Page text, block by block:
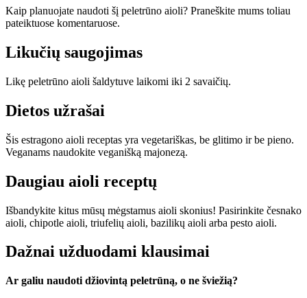
Kaip planuojate naudoti šį peletrūno aioli? Praneškite mums toliau
pateiktuose komentaruose.
Likučių saugojimas
Likę peletrūno aioli šaldytuve laikomi iki 2 savaičių.
Dietos užrašai
Šis estragono aioli receptas yra vegetariškas, be glitimo ir be pieno.
Veganams naudokite veganišką majonezą.
Daugiau aioli receptų
Išbandykite kitus mūsų mėgstamus aioli skonius! Pasirinkite česnako
aioli, chipotle aioli, triufelių aioli, bazilikų aioli arba pesto aioli.
Dažnai užduodami klausimai
Ar galiu naudoti džiovintą peletrūną, o ne šviežią?